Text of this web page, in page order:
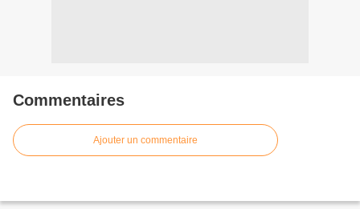
Commentaires
Ajouter un commentaire